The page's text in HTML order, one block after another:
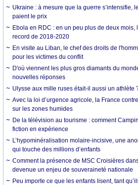
Ukraine : à mesure que la guerre s’intensifie,
paient le prix
Ebola en RDC : en un peu plus de deux mois,
record de 2018-2020
En visite au Liban, le chef des droits de
pour les victimes du conflit
D'où viennent les plus gros diamants du
nouvelles réponses
Ulysse aux mille ruses était-il aussi un athlète
Avec la loi d’urgence agricole, la France
sur les zones humides
De la télévision au tourisme : comment
fiction en expérience
L’hypominéralisation molaire-incisive, une
qui touche des millions d’enfants
Comment la présence de MSC Croisières
devenue un enjeu de souveraineté nationale
Peu importe ce que les enfants lisent, tant